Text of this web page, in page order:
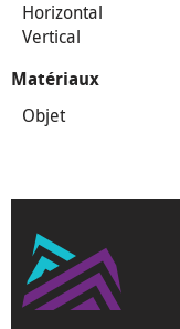
Horizontal
Vertical
Matériaux
Objet